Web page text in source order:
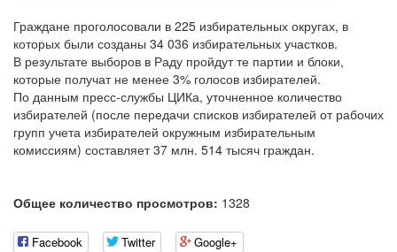
Граждане проголосовали в 225 избирательных округах, в
которых были созданы 34 036 избирательных участков.
В результате выборов в Раду пройдут те партии и блоки,
которые получат не менее 3% голосов избирателей.
По данным пресс-службы ЦИКа, уточненное количество
избирателей (после передачи списков избирателей от рабочих
групп учета избирателей окружным избирательным
комиссиям) составляет 37 млн. 514 тысяч граждан.
Общее количество просмотров: 1328
Facebook Twitter Google+